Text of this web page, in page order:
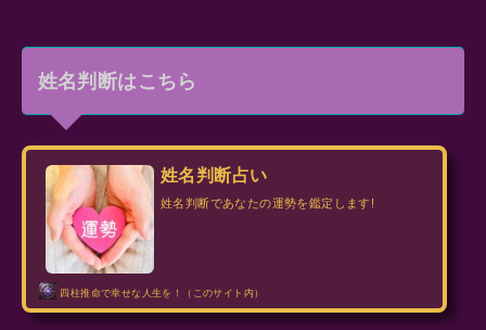
姓名判断はこちら
姓名判断占い
姓名判断であなたの運勢を鑑定します!
四柱推命で幸せな人生を！（このサイト内）